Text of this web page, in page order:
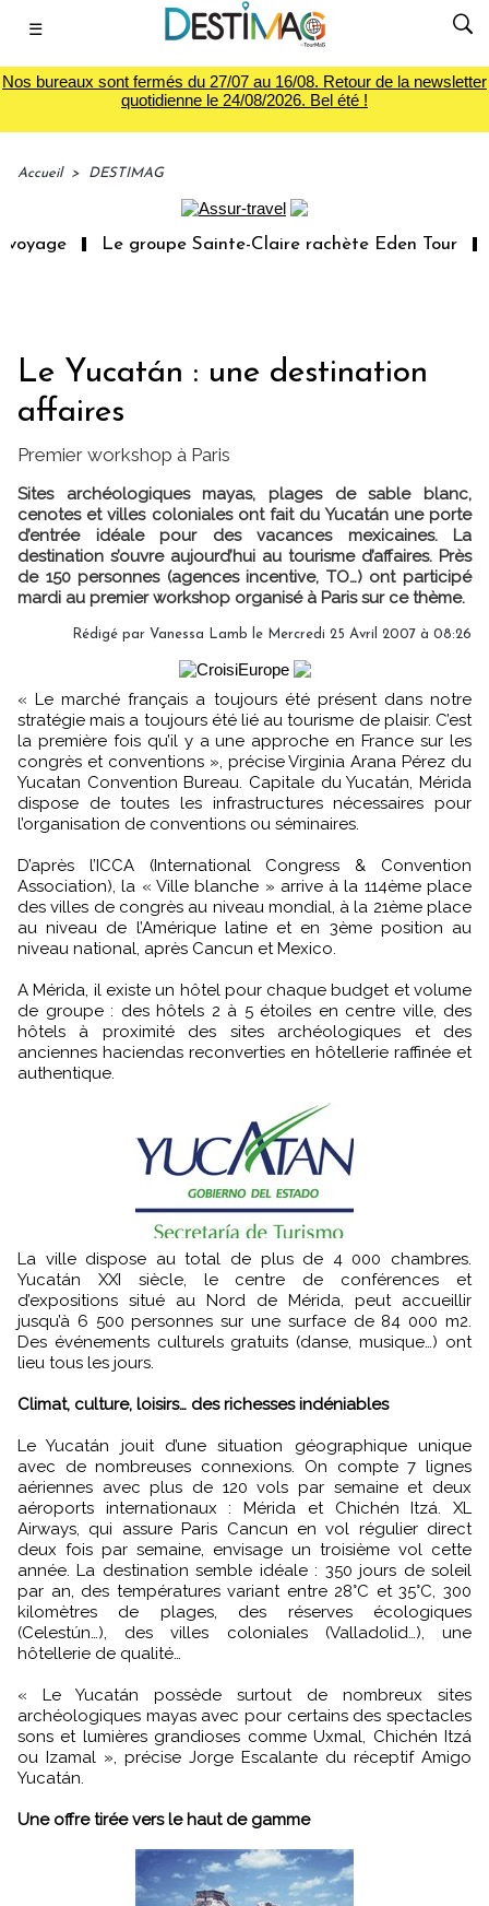
☰
Nos bureaux sont fermés du 27/07 au 16/08. Retour de la newsletter
quotidienne le 24/08/2026. Bel été !
Accueil > DESTIMAG
Le groupe Sainte-Claire rachète Eden Tour
Le Yucatán : une destination
affaires
Premier workshop à Paris
Sites archéologiques mayas, plages de sable blanc,
cenotes et villes coloniales ont fait du Yucatán une porte
d’entrée idéale pour des vacances mexicaines. La
destination s’ouvre aujourd’hui au tourisme d’affaires. Près
de 150 personnes (agences incentive, TO…) ont participé
mardi au premier workshop organisé à Paris sur ce thème.
Rédigé par Vanessa Lamb le Mercredi 25 Avril 2007 à 08:26
« Le marché français a toujours été présent dans notre
stratégie mais a toujours été lié au tourisme de plaisir. C’est
la première fois qu’il y a une approche en France sur les
congrès et conventions », précise Virginia Arana Pérez du
Yucatan Convention Bureau. Capitale du Yucatán, Mérida
dispose de toutes les infrastructures nécessaires pour
l’organisation de conventions ou séminaires.
D’après l’ICCA (International Congress & Convention
Association), la « Ville blanche » arrive à la 114ème place
des villes de congrès au niveau mondial, à la 21ème place
au niveau de l’Amérique latine et en 3ème position au
niveau national, après Cancun et Mexico.
A Mérida, il existe un hôtel pour chaque budget et volume
de groupe : des hôtels 2 à 5 étoiles en centre ville, des
hôtels à proximité des sites archéologiques et des
anciennes haciendas reconverties en hôtellerie raffinée et
authentique.
La ville dispose au total de plus de 4 000 chambres.
Yucatán XXI siècle, le centre de conférences et
d’expositions situé au Nord de Mérida, peut accueillir
jusqu’à 6 500 personnes sur une surface de 84 000 m2.
Des événements culturels gratuits (danse, musique…) ont
lieu tous les jours.
Climat, culture, loisirs… des richesses indéniables
Le Yucatán jouit d’une situation géographique unique
avec de nombreuses connexions. On compte 7 lignes
aériennes avec plus de 120 vols par semaine et deux
aéroports internationaux : Mérida et Chichén Itzá. XL
Airways, qui assure Paris Cancun en vol régulier direct
deux fois par semaine, envisage un troisième vol cette
année. La destination semble idéale : 350 jours de soleil
par an, des températures variant entre 28°C et 35°C, 300
kilomètres de plages, des réserves écologiques
(Celestún…), des villes coloniales (Valladolid…), une
hôtellerie de qualité…
« Le Yucatán possède surtout de nombreux sites
archéologiques mayas avec pour certains des spectacles
sons et lumières grandioses comme Uxmal, Chichén Itzá
ou Izamal », précise Jorge Escalante du réceptif Amigo
Yucatán.
Une offre tirée vers le haut de gamme